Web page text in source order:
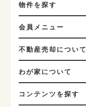
物件を探す
会員メニュー
不動産売却について
わが家について
コンテンツを探す